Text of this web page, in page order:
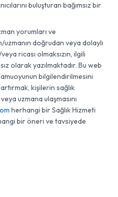
buluşturan bağımsız bir
yorumları ve
doğrudan veya dolaylı
ricası olmaksızın, ilgili
olarak yazılmaktadır. Bu web
bilgilendirilmesini
kişilerin sağlık
uzmana ulaşmasını
herhangi bir Sağlık Hizmeti
bir öneri ve tavsiyede